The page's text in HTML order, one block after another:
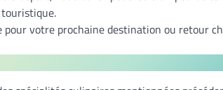
pour votre prochaine destination ou retour